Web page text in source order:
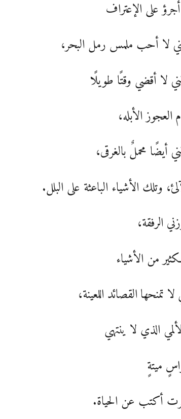
على الإعتراف
لا أحب ملمس رمل البحر،
لا أقضي وقتًا طويلًا
العجوز الأبله،
أيضًا محملٌ بالغرقى،
وتلك الأشياء الباعثة على البلل.
الرفقة،
من الأشياء
لا تمنحها القصائد اللعينة،
الذي لا ينتهي
ميتةٍ
أكتب عن الحياة.